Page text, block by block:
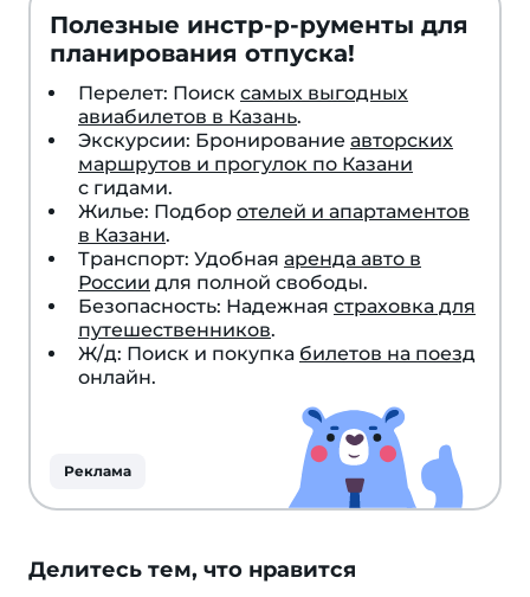
Полезные инстр-р-рументы для
планирования отпуска!
Перелет: Поиск самых выгодных
авиабилетов в Казань.
Экскурсии: Бронирование авторских
маршрутов и прогулок по Казани
с гидами.
Жилье: Подбор отелей и апартаментов
в Казани.
Транспорт: Удобная аренда авто в
России для полной свободы.
Безопасность: Надежная страховка для
путешественников.
Ж/д: Поиск и покупка билетов на поезд
онлайн.
Реклама
Делитесь тем, что нравится